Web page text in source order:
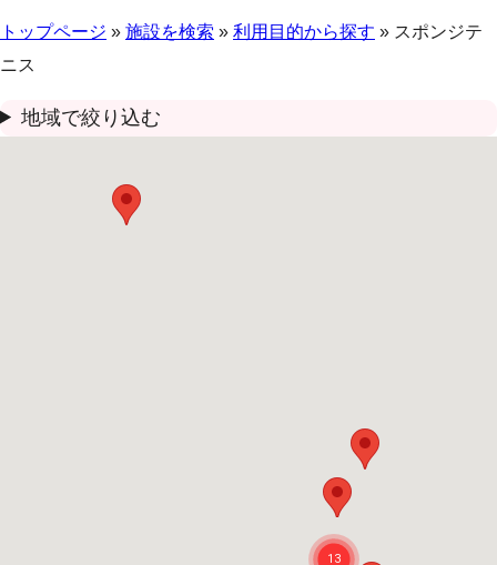
トップページ » 施設を検索 » 利用目的から探す » スポンジテ
ニス
地域で絞り込む